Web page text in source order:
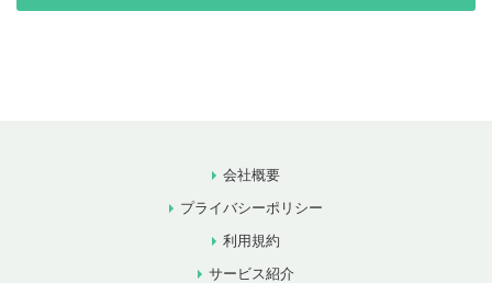
会社概要
プライバシーポリシー
利用規約
サービス紹介